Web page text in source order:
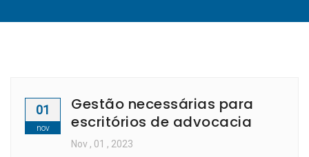
01
nov
Gestão necessárias para
escritórios de advocacia
Nov , 01 , 2023